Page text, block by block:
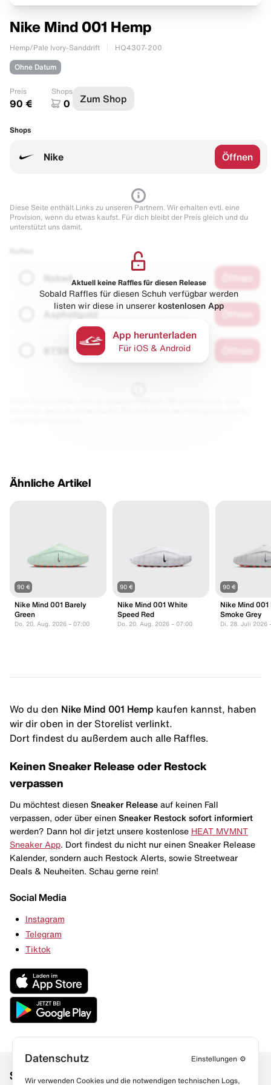
Nike Mind 001 Hemp
Hemp/Pale Ivory-Sanddrift HQ4307-200
Ohne Datum
Preis
90 €
Shops
0 Zum Shop
Shops
Nike Öffnen
Diese Seite enthält Links zu unseren Partnern. Wir erhalten evtl. eine
Provision, wenn du etwas kaufst. Für dich bleibt der Preis gleich und du
unterstützt uns damit.
Naked
Asphaltgold
Aktuell keine Raffles für diesen Release
Sobald Raffles für diesen Schuh verfügbar werden
listen wir diese in unserer kostenlosen App
App herunterladen
Für iOS & Android
Ähnliche Artikel
90 €
Nike Mind 001 Barely
Green
Do. 20. Aug. 2026 – 07:00
90 €
Nike Mind 001 White
Speed Red
Do. 20. Aug. 2026 – 07:00
90 €
Nike Mind 001
Smoke Grey
Di. 28. Juli 2026
Wo du den Nike Mind 001 Hemp kaufen kannst, haben
wir dir oben in der Storelist verlinkt.
Dort findest du außerdem auch alle Raffles.
Keinen Sneaker Release oder Restock
verpassen
Du möchtest diesen Sneaker Release auf keinen Fall
verpassen, oder über einen Sneaker Restock sofort informiert
werden? Dann hol dir jetzt unsere kostenlose HEAT MVMNT
Sneaker App. Dort findest du nicht nur einen Sneaker Release
Kalender, sondern auch Restock Alerts, sowie Streetwear
Deals & Neuheiten. Schau gerne rein!
Social Media
Instagram
Telegram
Tiktok
Social Media
Datenschutz Einstellungen ⚙️
Wir verwenden Cookies und die notwendigen technischen Logs,